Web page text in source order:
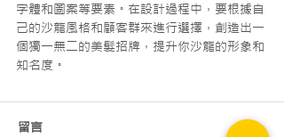
字體和圖案等要素。在設計過程中，要根據自
己的沙龍風格和顧客群來進行選擇，創造出一
個獨一無二的美髮招牌，提升你沙龍的形象和
知名度。
留言